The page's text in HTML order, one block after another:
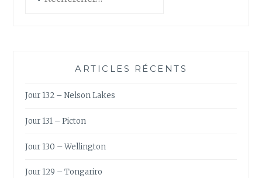
ARTICLES RÉCENTS
Jour 132 – Nelson Lakes
Jour 131 – Picton
Jour 130 – Wellington
Jour 129 – Tongariro